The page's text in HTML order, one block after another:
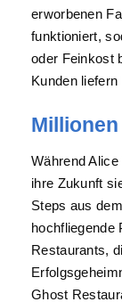
erworbenen
funktioniert,
oder Feinkost
Kunden liefern
Während
ihre Zukunft
Steps aus
hochfliegende
Restaurants,
Ghost